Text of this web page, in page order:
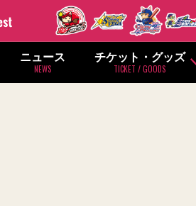
ニュース
NEWS
チケット・グッズ
TICKET / GOODS